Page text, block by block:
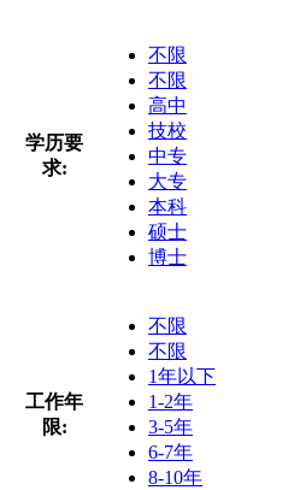
学历要
求:
不限
不限
高中
技校
中专
大专
本科
硕士
博士
工作年
限:
不限
不限
1年以下
1-2年
3-5年
6-7年
8-10年